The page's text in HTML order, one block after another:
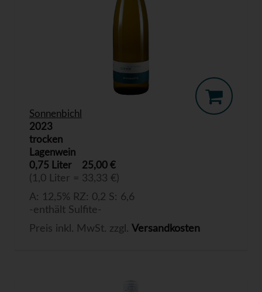
Sonnenbichl
2023
trocken
Lagenwein
0,75 Liter
25,00 €
(1,0 Liter = 33,33 €)
A: 12,5% RZ: 0,2 S: 6,6
-enthält Sulfite-
Preis inkl. MwSt. zzgl. Versandkosten